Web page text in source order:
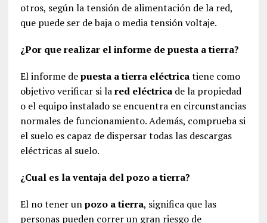
otros, según la tensión de alimentación de la red,
que puede ser de baja o media tensión voltaje.
¿Por que realizar el informe de puesta a tierra?
El informe depuesta a tierra eléctricatiene como
objetivo verificar si lared eléctricade la propiedad
o el equipo instalado se encuentra en circunstancias
normales de funcionamiento. Además, comprueba si
el suelo es capaz de dispersar todas las descargas
eléctricas al suelo.
¿Cual es la ventaja del pozo a tierra?
El no tener unpozo a tierra, significa que las
personas pueden correr un gran riesgo de